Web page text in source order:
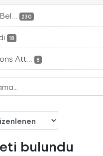
230
18
Att... 8
bulundu